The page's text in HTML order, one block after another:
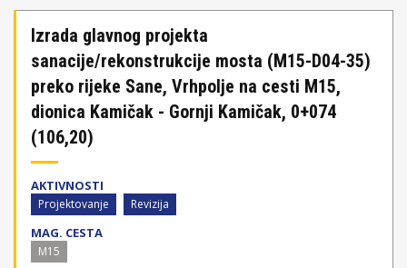
Izrada glavnog projekta
sanacije/rekonstrukcije mosta (M15-D04-35)
preko rijeke Sane, Vrhpolje na cesti M15,
dionica Kamičak - Gornji Kamičak, 0+074
(106,20)
AKTIVNOSTI
Projektovanje Revizija
MAG. CESTA
M15